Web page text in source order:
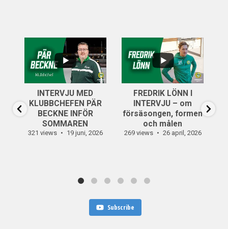
...
13
0
INTERVJU MED
KLUBBCHEFEN PÄR
BECKNE INFÖR
SOMMAREN
321 views 19 juni, 2026
6
0
FREDRIK LÖNN I
INTERVJU – om
försäsongen, formen
och målen
269 views 26 april, 2026
Subscribe